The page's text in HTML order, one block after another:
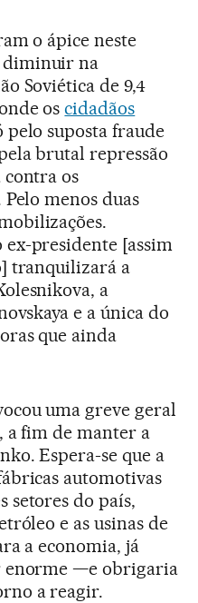
o ápice neste
diminuir na
Soviética de 9,4
oscidadãos
pelo suposta fraude
brutal repressão
contra os
menos duas
ex-presidente [assim
tranquilizará a
a
e a única do
que ainda
uma greve geral
a fim de manter a
Espera-se que a
automotivas
setores do país,
e as usinas de
a economia, já
enorme —e obrigaria
a reagir.